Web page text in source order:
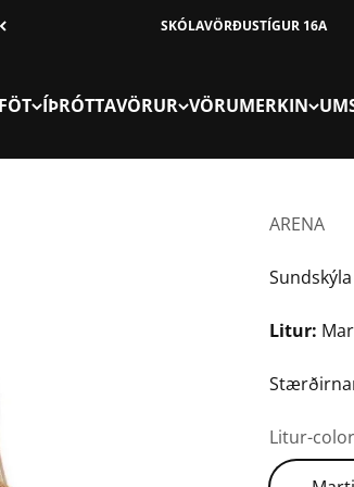
SKÓLAVÖRÐUSTÍGUR 16A
ÍÞRÓTTAVÖRUR VÖRUMERKIN
ARENA
Litur:
Litur-